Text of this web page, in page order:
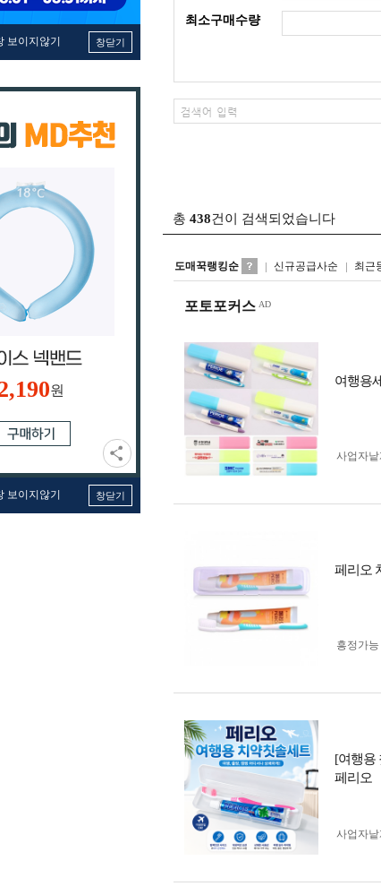
보이지않기 창닫기
원
보이지않기 창닫기
최소구매수량
총 438건이 검색되었습니다
도매꾹랭킹순 신규공급사순 최근
포토포커스
여행용
사업자
페리오
흥정가능
[여행용
페리오
사업자